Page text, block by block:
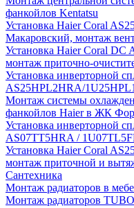
фанкойлов Kentatsu
Установка Haier Coral
Макаровский, монтаж
Установка Haier Coral
монтаж приточно-
Установка инверторной
AS25HPL2HRA/
Монтаж системы
фанкойлов Haier в ЖК
Установка инверторной
AS07TT5HRA /
Установка Haier Coral
монтаж приточной и
Сантехника
Монтаж радиаторов в
Монтаж радиаторов